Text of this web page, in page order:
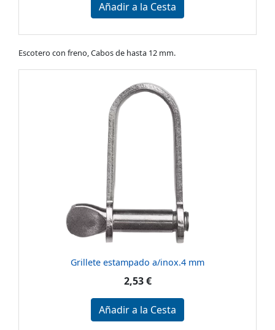
Añadir a la Cesta
Escotero con freno, Cabos de hasta 12 mm.
Grillete estampado a/inox.4 mm
2,53 €
Añadir a la Cesta